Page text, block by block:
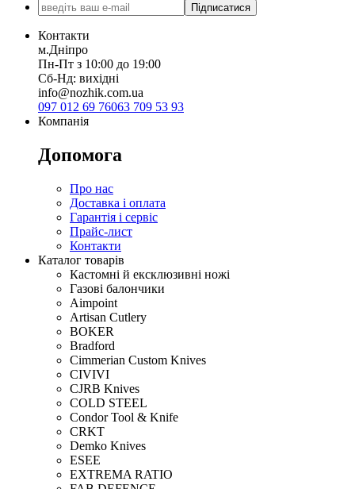
Підписатися
Контакти
м.Дніпро
Пн-Пт з 10:00 до 19:00
Сб-Нд: вихідні
info@nozhik.com.ua
097 012 69 76063 709 53 93
Компанія
Допомога
Про нас
Доставка і оплата
Гарантія і сервіс
Прайс-лист
Контакти
Каталог товарів
Кастомні й ексклюзивні ножі
Газові балончики
Aimpoint
Artisan Cutlery
BOKER
Bradford
Cimmerian Custom Knives
CIVIVI
CJRB Knives
COLD STEEL
Condor Tool & Knife
CRKT
Demko Knives
ESEE
EXTREMA RATIO